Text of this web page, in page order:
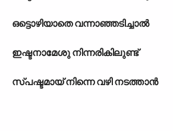
ഒട്ടൊഴിയാതെ വന്നാഞ്ഞടിച്ചാൽ
ഇഷ്ടനാമേശു നിന്നരികിലുണ്ട്
സ്പഷ്ടമായ് നിന്നെ വഴി നടത്താൻ